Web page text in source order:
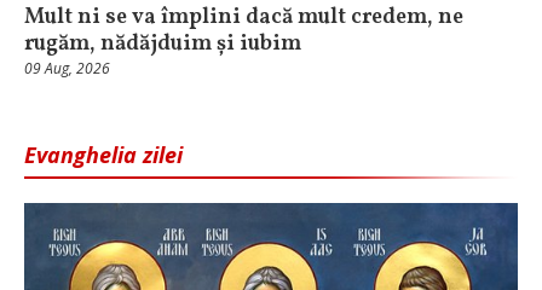
Mult ni se va împlini dacă mult credem, ne
rugăm, nădăjduim și iubim
09 Aug, 2026
Evanghelia zilei